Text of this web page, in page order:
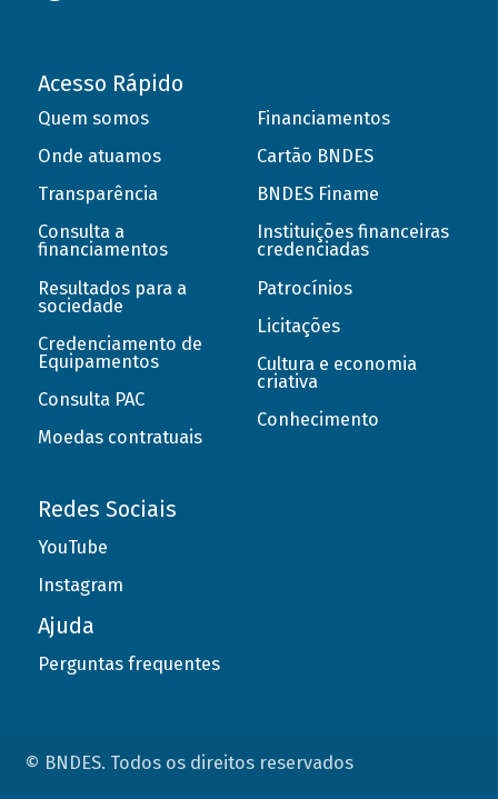
Acesso Rápido
Quem somos
Onde atuamos
Transparência
Consulta a
financiamentos
Resultados para a
sociedade
Credenciamento de
Equipamentos
Consulta PAC
Moedas contratuais
Financiamentos
Cartão BNDES
BNDES Finame
Instituições financeiras
credenciadas
Patrocínios
Licitações
Cultura e economia
criativa
Conhecimento
Redes Sociais
YouTube
Instagram
Ajuda
Perguntas frequentes
© BNDES. Todos os direitos reservados